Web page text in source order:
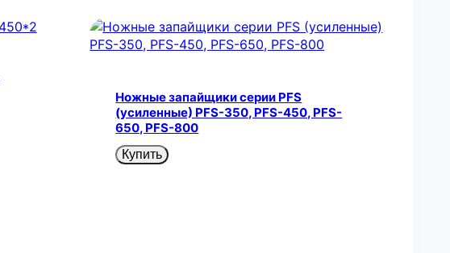
Ножные запайщики серии PFS
(усиленные) PFS-350, PFS-450, PFS-
650, PFS-800
Купить